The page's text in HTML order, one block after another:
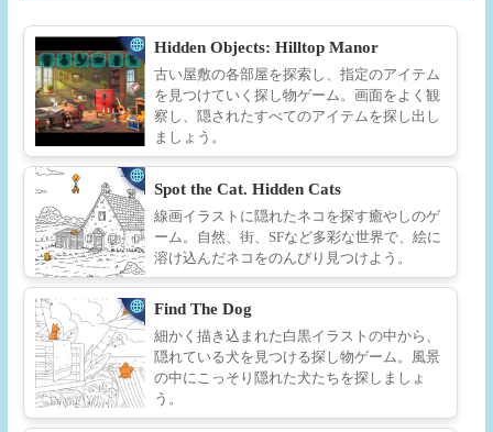
Hidden Objects: Hilltop Manor
古い屋敷の各部屋を探索し、指定のアイテム
を見つけていく探し物ゲーム。画面をよく観
察し、隠されたすべてのアイテムを探し出し
ましょう。
Spot the Cat. Hidden Cats
線画イラストに隠れたネコを探す癒やしのゲ
ーム。自然、街、SFなど多彩な世界で、絵に
溶け込んだネコをのんびり見つけよう。
Find The Dog
細かく描き込まれた白黒イラストの中から、
隠れている犬を見つける探し物ゲーム。風景
の中にこっそり隠れた犬たちを探しましょ
う。